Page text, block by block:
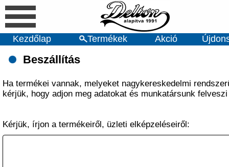
Kezdőlap Termékek Akció
Beszállítás
Ha termékei vannak, melyeket nagykereskedelmi
kérjük, hogy adjon meg adatokat és munkatársunk
Kérjük, írjon a termékeiről, üzleti elképzeléseiről: